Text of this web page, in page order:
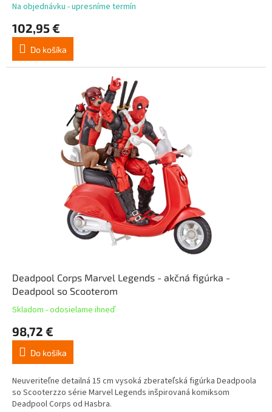
Na objednávku - upresníme termín
102,95 €
Do košíka
Deadpool Corps Marvel Legends - akčná figúrka -
Deadpool so Scooterom
Skladom - odosielame ihneď
98,72 €
Do košíka
Neuveriteľne detailná 15 cm vysoká zberateľská figúrka Deadpoola
so Scooterzzo série Marvel Legends inšpirovaná komiksom
Deadpool Corps od Hasbra.